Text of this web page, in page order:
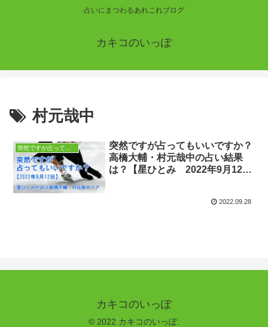
占いにまつわるあれこれブログ
カキコのいっぽ
村元哉中
突然ですが占ってもいいですか？
高橋大輔・村元哉中の占い結果
は？【星ひとみ 2022年9月12
2022.09.28
カキコのいっぽ
© 2022 カキコのいっぽ.